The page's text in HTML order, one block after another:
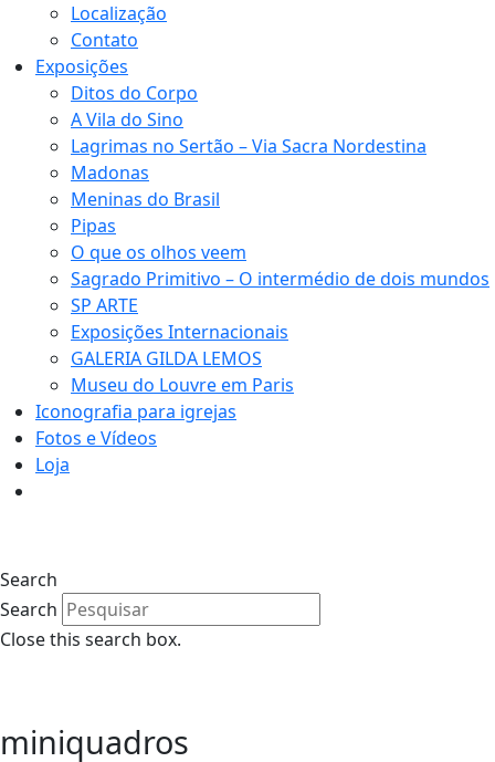
Localização
Contato
Exposições
Ditos do Corpo
A Vila do Sino
Lagrimas no Sertão – Via Sacra Nordestina
Madonas
Meninas do Brasil
Pipas
O que os olhos veem
Sagrado Primitivo – O intermédio de dois mundos
SP ARTE
Exposições Internacionais
GALERIA GILDA LEMOS
Museu do Louvre em Paris
Iconografia para igrejas
Fotos e Vídeos
Loja
Search
Search
Close this search box.
miniquadros